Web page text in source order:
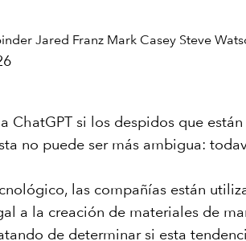
Jared Franz Mark Casey Steve
ChatGPT si los despidos que
no puede ser más ambigua:
las compañías están
a la creación de materiales de
de determinar si esta